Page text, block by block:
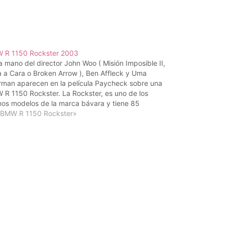
R 1150 Rockster 2003
mano del director John Woo ( Misión Imposible II,
a Cara o Broken Arrow ), Ben Affleck y Uma
aparecen en la película Paycheck sobre una
R 1150 Rockster. La Rockster, es uno de los
modelos de la marca bávara y tiene 85
R 1150 Rockster»